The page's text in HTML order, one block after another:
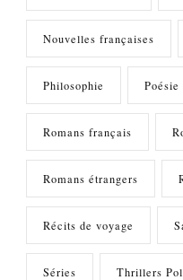
Nouvelles françaises
Philosophie Poésie
Romans français
Romans étrangers
Récits de voyage
Séries Thrillers